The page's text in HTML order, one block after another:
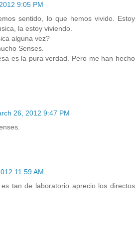
9:05 PM
sentido, lo que hemos vivido. Estoy
la estoy viviendo.
alguna vez?
Senses.
es la pura verdad. Pero me han hecho
26, 2012 9:47 PM
11:59 AM
tan de laboratorio aprecio los directos